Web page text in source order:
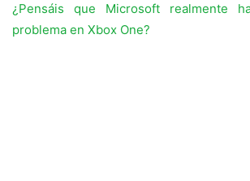
¿Pensáis que Microsoft realmente
problema en Xbox One?